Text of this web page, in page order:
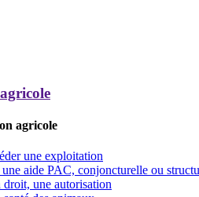
agricole
une exploitation
aide PAC, conjoncturelle ou
une autorisation